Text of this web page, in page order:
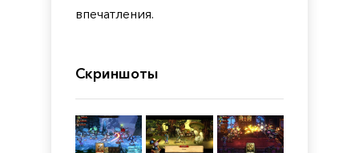
впечатления.
Скриншоты